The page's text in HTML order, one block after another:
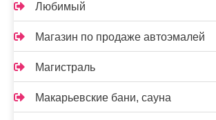
Любимый
Магазин по продаже автоэмалей
Магистраль
Макарьевские бани, сауна